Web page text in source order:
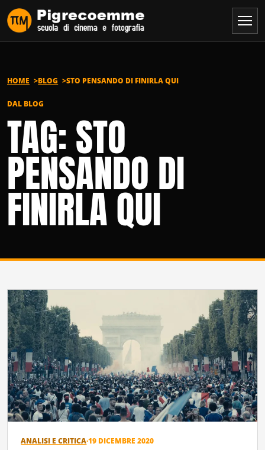
Vai al contenuto
HOME BLOG STO PENSANDO DI FINIRLA QUI
DAL BLOG
TAG: STO
PENSANDO DI
FINIRLA QUI
ANALISI E CRITICA·19 DICEMBRE 2020